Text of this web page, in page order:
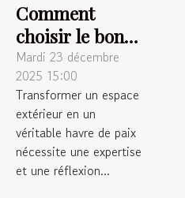
Comment
choisir le bon
paysagiste pour
métamorphoser
votre espace
extérieur ?
Mardi 23 décembre
2025 15:00
Transformer un espace
extérieur en un
véritable havre de paix
nécessite une expertise
et une réflexion...